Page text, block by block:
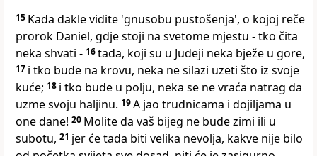
15 Kada dakle vidite 'gnusobu pustošenja', o kojoj reče
prorok Daniel, gdje stoji na svetome mjestu - tko čita
neka shvati - 16tada, koji su u Judeji neka bježe u gore,
17 i tko bude na krovu, neka ne silazi uzeti što iz svoje
kuće; 18 i tko bude u polju, neka se ne vraća natrag da
uzme svoju haljinu. 19A jao trudnicama i dojiljama u
one dane! 20 Molite da vaš bijeg ne bude zimi ili u
subotu, 21 jer će tada biti velika nevolja, kakve nije bilo